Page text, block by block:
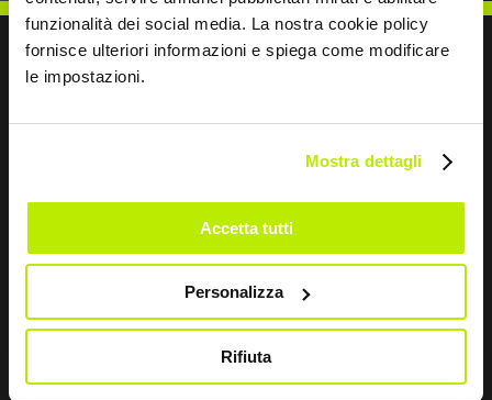
funzionalità dei social media. La nostra cookie policy
fornisce ulteriori informazioni e spiega come modificare
le impostazioni.
Mostra dettagli
Accetta tutti
Personalizza
Rifiuta
ESCREVER PARA NÓS
Mantemo-nos em contacto
Leave
this
blank